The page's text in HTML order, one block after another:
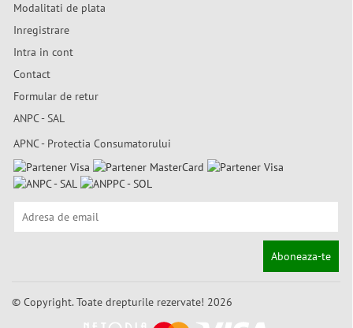
Modalitati de plata
Inregistrare
Intra in cont
Contact
Formular de retur
ANPC - SAL
APNC - Protectia Consumatorului
Aboneaza-te
© Copyright. Toate drepturile rezervate! 2026